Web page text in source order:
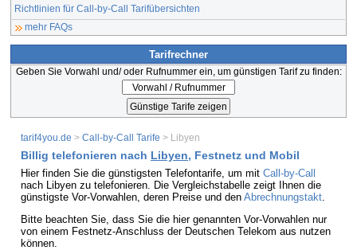
Richtlinien für Call-by-Call Tarifübersichten
mehr FAQs
Tarifrechner
Geben Sie Vorwahl und/ oder Rufnummer ein, um günstigen Tarif zu finden:
tarif4you.de > Call-by-Call Tarife > Libyen
Billig telefonieren nach Libyen, Festnetz und Mobil
Hier finden Sie die günstigsten Telefontarife, um mit Call-by-Call
nach Libyen zu telefonieren. Die Vergleichstabelle zeigt Ihnen die
günstigste Vor-Vorwahlen, deren Preise und den Abrechnungstakt
Bitte beachten Sie, dass Sie die hier genannten Vor-Vorwahlen nur
von einem Festnetz-Anschluss der Deutschen Telekom aus nutzen
können.